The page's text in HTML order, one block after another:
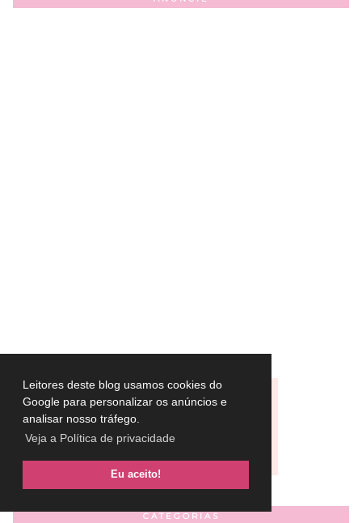
Leitores deste blog usamos cookies do
Google para personalizar os anúncios e
analisar nosso tráfego.
Veja a Política de privacidade
Eu aceito!
CATEGORIAS